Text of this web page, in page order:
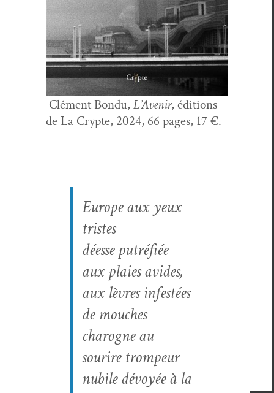
Clé­ment Bon­du, L’Avenir, édi­tions
de La Crypte, 2024, 66 pages, 17 €.
Europe aux yeux
tristes
déesse putré­fiée
aux plaies avides,
aux lèvres infestées
de mouch­es
charogne au
sourire trompeur
nubile dévoyée à la